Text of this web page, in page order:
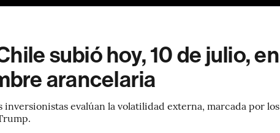
subió hoy, 10 de julio, en
arancelaria
evalúan la volatilidad externa, marcada por los